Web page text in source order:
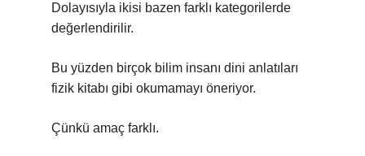
Dolayısıyla ikisi bazen farklı kategorilerde
değerlendirilir.
Bu yüzden birçok bilim insanı dini anlatıları
fizik kitabı gibi okumamayı öneriyor.
Çünkü amaç farklı.